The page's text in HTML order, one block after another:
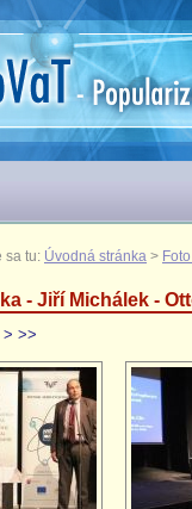
sa tu: Úvodná stránka >
- Jiří Michálek -
> >>